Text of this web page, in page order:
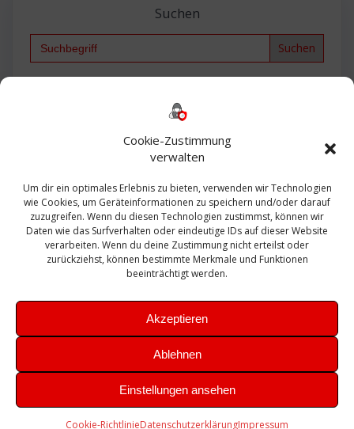
Cookie-Zustimmung
verwalten
Um dir ein optimales Erlebnis zu bieten, verwenden wir Technologien
wie Cookies, um Geräteinformationen zu speichern und/oder darauf
zuzugreifen. Wenn du diesen Technologien zustimmst, können wir
Daten wie das Surfverhalten oder eindeutige IDs auf dieser Website
verarbeiten. Wenn du deine Zustimmung nicht erteilst oder
zurückziehst, können bestimmte Merkmale und Funktionen
beeinträchtigt werden.
Akzeptieren
Ablehnen
Einstellungen ansehen
Cookie-RichtlinieDatenschutzerklärungImpressum
Suchen
Search
Bautagebuch
Exchange firewall Fritzbox
Microsoft
Sanierung SBS Security Server Sicherheit
Sicherung SIEM Sophos SSL Ubuntu
Update Upgrade UTM VCenter VCSA Veeam
VMWare VPN WAZUH Windows
Zertifikat
Theme